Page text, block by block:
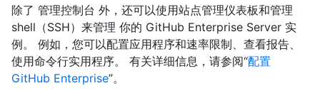
除了 管理控制台 外，还可以使用站点管理仪表板和管理
shell（SSH）来管理 你的 GitHub Enterprise Server 实
例。 例如，您可以配置应用程序和速率限制、查看报告、
使用命令行实用程序。 有关详细信息，请参阅“配置
GitHub Enterprise”。